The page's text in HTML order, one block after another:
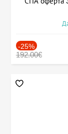
-25%
192.00€